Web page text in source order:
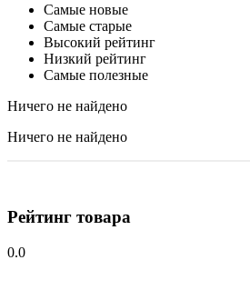
Самые новые
Самые старые
Высокий рейтинг
Низкий рейтинг
Самые полезные
Ничего не найдено
Ничего не найдено
Рейтинг товара
0.0